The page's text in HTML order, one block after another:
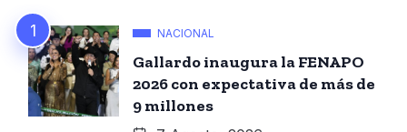
NACIONAL
Gallardo inaugura la FENAPO
2026 con expectativa de más de
9 millones